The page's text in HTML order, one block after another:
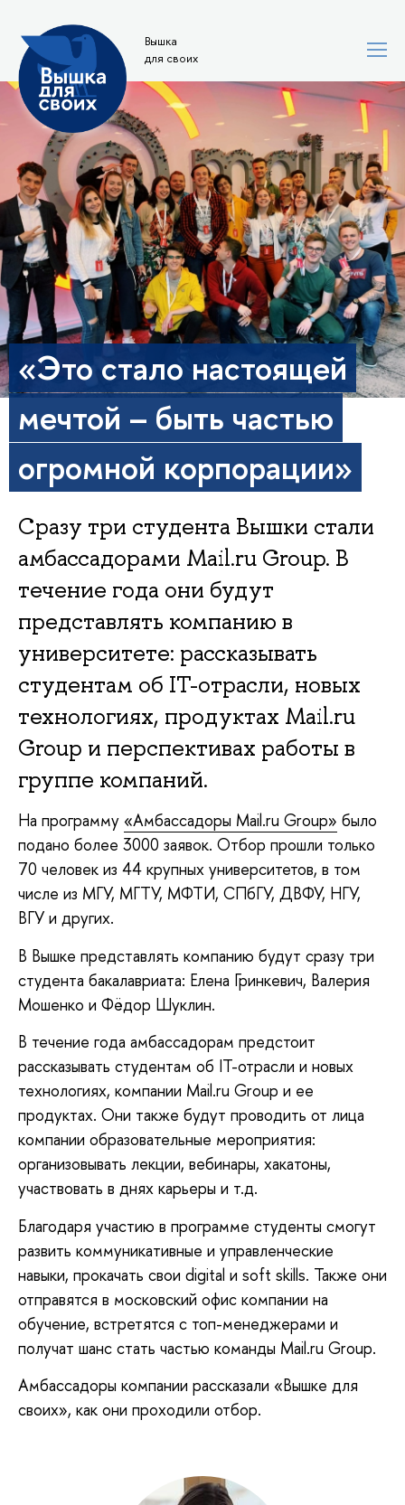
Вышка
для своих
«Это стало настоящей
мечтой – быть частью
огромной корпорации»
Сразу три студента Вышки стали
амбассадорами Mail.ru Group. В
течение года они будут
представлять компанию в
университете: рассказывать
студентам об IT-отрасли, новых
технологиях, продуктах Mail.ru
Group и перспективах работы в
группе компаний.
На программу «Амбассадоры Mail.ru Group» было
подано более 3000 заявок. Отбор прошли только
70 человек из 44 крупных университетов, в том
числе из МГУ, МГТУ, МФТИ, СПбГУ, ДВФУ, НГУ,
ВГУ и других.
В Вышке представлять компанию будут сразу три
студента бакалавриата: Елена Гринкевич, Валерия
Мошенко и Фёдор Шуклин.
В течение года амбассадорам предстоит
рассказывать студентам об IT-отрасли и новых
технологиях, компании Mail.ru Group и ее
продуктах. Они также будут проводить от лица
компании образовательные мероприятия:
организовывать лекции, вебинары, хакатоны,
участвовать в днях карьеры и т.д.
Благодаря участию в программе студенты смогут
развить коммуникативные и управленческие
навыки, прокачать свои digital и soft skills. Также они
отправятся в московский офис компании на
обучение, встретятся с топ-менеджерами и
получат шанс стать частью команды Mail.ru Group.
Амбассадоры компании рассказали «Вышке для
своих», как они проходили отбор.